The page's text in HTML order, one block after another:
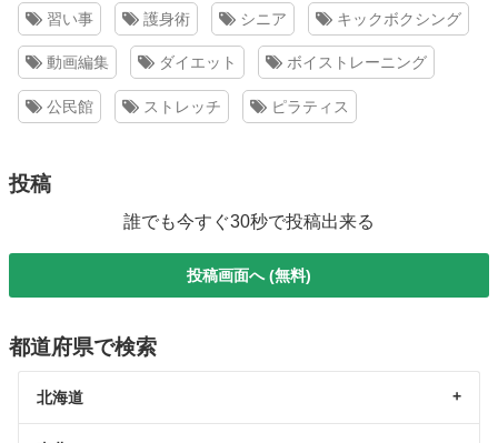
習い事 護身術 シニア キックボクシング
動画編集 ダイエット ボイストレーニング
公民館 ストレッチ ピラティス
投稿
誰でも今すぐ30秒で投稿出来る
投稿画面へ (無料)
都道府県で検索
北海道